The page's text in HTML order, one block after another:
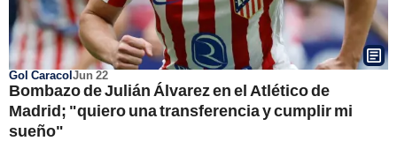
Gol CaracolJun 22
Bombazo de Julián Álvarez en el Atlético de
Madrid; "quiero una transferencia y cumplir mi
sueño"